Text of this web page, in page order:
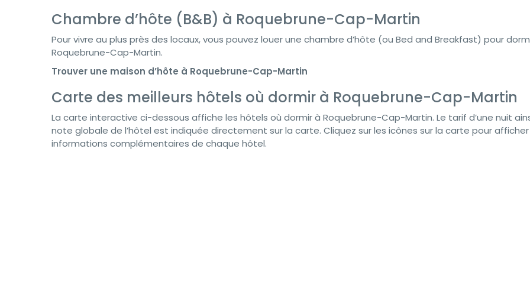
Chambre d’hôte (B&B) à Roquebrune-Cap-Martin
Pour vivre au plus près des locaux, vous pouvez louer une chambre d’hôte (ou Bed and Breakfast) pour
Roquebrune-Cap-Martin.
Trouver une maison d’hôte à Roquebrune-Cap-Martin
Carte des meilleurs hôtels où dormir à Roquebrune-Cap-Martin
La carte interactive ci-dessous affiche les hôtels où dormir à Roquebrune-Cap-Martin. Le tarif d’une nuit
note globale de l’hôtel est indiquée directement sur la carte. Cliquez sur les icônes sur la carte pour
informations complémentaires de chaque hôtel.